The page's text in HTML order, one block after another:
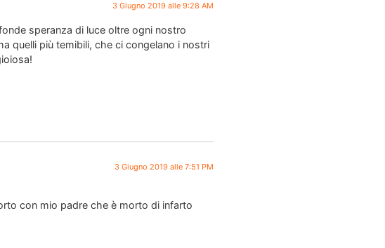
3 Giugno 2019 alle 9:28 AM
speranza di luce oltre ogni nostro
quelli più temibili, che ci congelano i nostri
3 Giugno 2019 alle 7:51 PM
con mio padre che è morto di infarto